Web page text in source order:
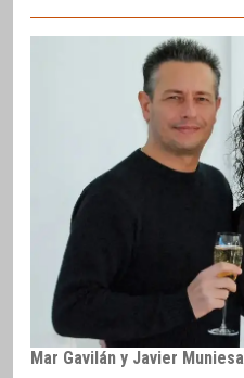
Mar Gavilán y Javier Muniesa